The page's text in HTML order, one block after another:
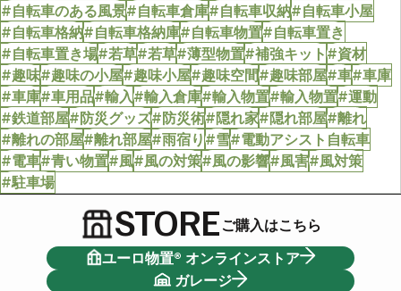
#自転車のある風景#自転車倉庫#自転車収納#自転車小屋
#自転車格納#自転車格納庫#自転車物置#自転車置き
#自転車置き場#若草#若草#薄型物置#補強キット#資材
#趣味#趣味の小屋#趣味小屋#趣味空間#趣味部屋#車#車庫
#車庫#車用品#輸入#輸入倉庫#輸入物置#輸入物置#運動
#鉄道部屋#防災グッズ#防災術#隠れ家#隠れ部屋#離れ
#離れの部屋#離れ部屋#雨宿り#雪#電動アシスト自転車
#電車#青い物置#風#風の対策#風の影響#風害#風対策
#駐車場
STOREご購入はこちら
ユーロ物置® オンラインストア
ガレージ